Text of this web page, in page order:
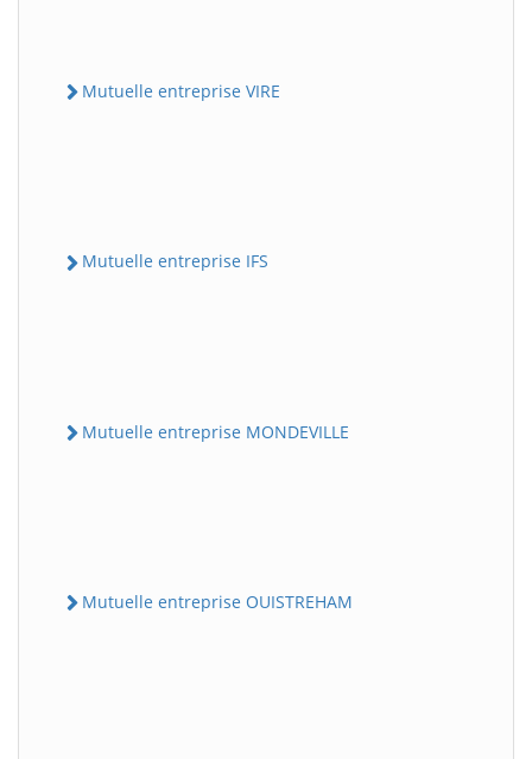
Mutuelle entreprise VIRE
Mutuelle entreprise IFS
Mutuelle entreprise MONDEVILLE
Mutuelle entreprise OUISTREHAM